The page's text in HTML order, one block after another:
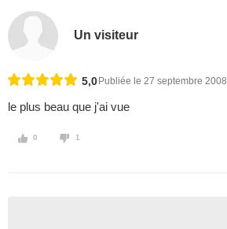
Un visiteur
5,0 Publiée le 27 septembre 2008
le plus beau que j'ai vue
0 1